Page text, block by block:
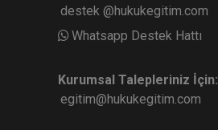
destek @hukukegitim.com
Whatsapp Destek Hattı
Kurumsal Talepleriniz İçin:
egitim@hukukegitim.com